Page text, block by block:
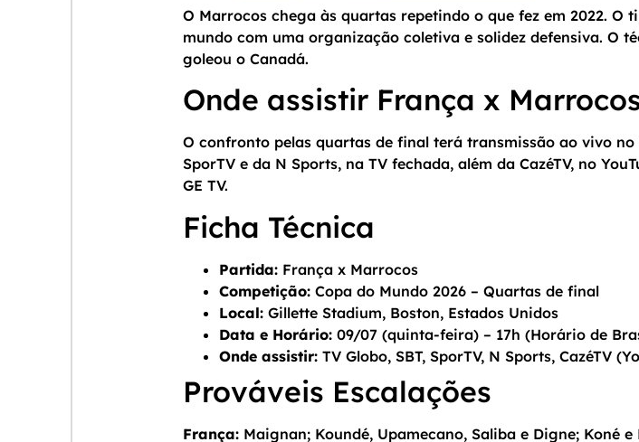
O Marrocos chega às quartas repetindo o que fez em 2022. O
mundo com uma organização coletiva e solidez defensiva. O
goleou o Canadá.
Onde assistir França x
O confronto pelas quartas de final terá transmissão ao vivo no
SporTV e da N Sports, na TV fechada, além da CazéTV, no
GE TV.
Ficha Técnica
Partida:França x Marrocos
Competição:Copa do Mundo 2026 – Quartas de final
Local:Gillette Stadium, Boston, Estados Unidos
Data e Horário:09/07 (quinta-feira) – 17h (Horário de
Onde assistir:TV Globo, SBT, SporTV, N Sports, CazéTV
Prováveis Escalações
França:Maignan; Koundé, Upamecano, Saliba e Digne; Koné